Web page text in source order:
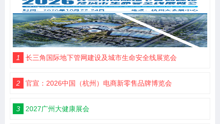
1 长三角国际地下管网建设及城市生命安全线展览会
2 官宣：2026中国（杭州）电商新零售品牌博览会
3 2027广州大健康展会